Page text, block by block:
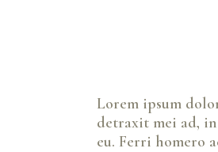
Lorem ipsum
detraxit mei ad,
eu. Ferri homero